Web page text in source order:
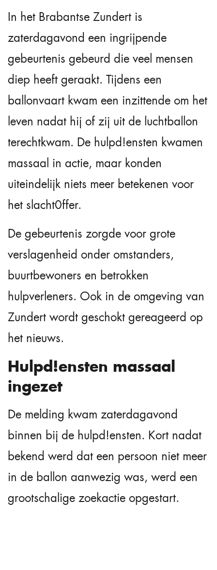
In het Brabantse Zundert is
zaterdagavond een ingrijpende
gebeurtenis gebeurd die veel mensen
diep heeft geraakt. Tijdens een
ballonvaart kwam een inzittende om het
leven nadat hij of zij uit de luchtballon
terechtkwam. De hulpd!ensten kwamen
massaal in actie, maar konden
uiteindelijk niets meer betekenen voor
het slacht0ffer.
De gebeurtenis zorgde voor grote
verslagenheid onder omstanders,
buurtbewoners en betrokken
hulpverleners. Ook in de omgeving van
Zundert wordt geschokt gereageerd op
het nieuws.
Hulpd!ensten massaal
ingezet
De melding kwam zaterdagavond
binnen bij de hulpd!ensten. Kort nadat
bekend werd dat een persoon niet meer
in de ballon aanwezig was, werd een
grootschalige zoekactie opgestart.